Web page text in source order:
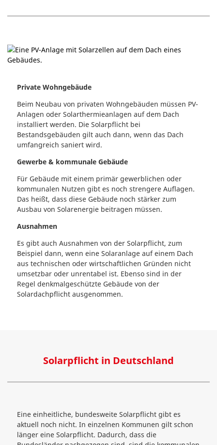
Private Wohngebäude
Beim Neubau von privaten Wohngebäuden müssen PV-
Anlagen oder Solarthermieanlagen auf dem Dach
installiert werden. Die Solarpflicht bei
Bestandsgebäuden gilt auch dann, wenn das Dach
umfangreich saniert wird.
Gewerbe & kommunale Gebäude
Für Gebäude mit einem primär gewerblichen oder
kommunalen Nutzen gibt es noch strengere Auflagen.
Das heißt, dass diese Gebäude noch stärker zum
Ausbau von Solarenergie beitragen müssen.
Ausnahmen
Es gibt auch Ausnahmen von der Solarpflicht, zum
Beispiel dann, wenn eine Solaranlage auf einem Dach
aus technischen oder wirtschaftlichen Gründen nicht
umsetzbar oder unrentabel ist. Ebenso sind in der
Regel denkmalgeschützte Gebäude von der
Solardachpflicht ausgenommen.
Solarpflicht in Deutschland
Eine einheitliche, bundesweite Solarpflicht gibt es
aktuell noch nicht. In einzelnen Kommunen gilt schon
länger eine Solarpflicht. Dadurch, dass die